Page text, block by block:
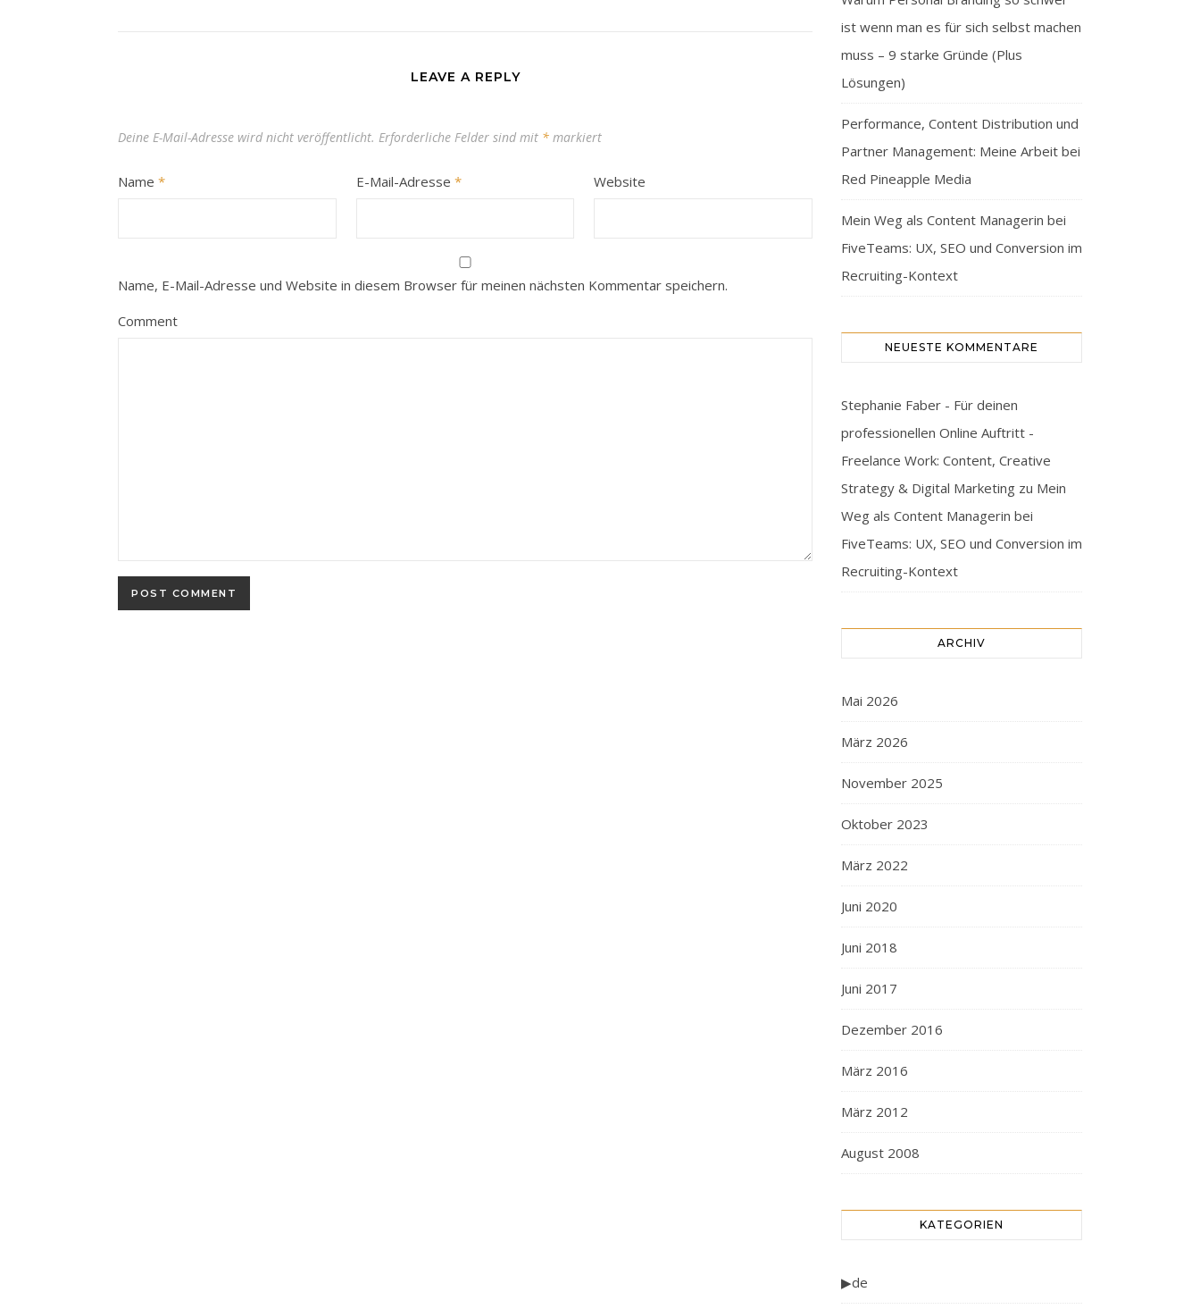
LEAVE A REPLY
Deine E-Mail-Adresse wird nicht veröffentlicht. Erforderliche Felder sind mit * markiert
Name * E-Mail-Adresse * Website
Name, E-Mail-Adresse und Website in diesem Browser für meinen nächsten Kommentar speichern.
Comment
ist wenn man es für sich selbst machen
muss – 9 starke Gründe (Plus
Lösungen)
Performance, Content Distribution und
Partner Management: Meine Arbeit bei
Red Pineapple Media
Mein Weg als Content Managerin bei
FiveTeams: UX, SEO und Conversion im
Recruiting-Kontext
NEUESTE KOMMENTARE
Stephanie Faber - Für deinen
professionellen Online Auftritt -
Freelance Work: Content, Creative
Strategy & Digital Marketing zu Mein
Weg als Content Managerin bei
FiveTeams: UX, SEO und Conversion im
Recruiting-Kontext
ARCHIV
Mai 2026
März 2026
November 2025
Oktober 2023
März 2022
Juni 2020
Juni 2018
Juni 2017
Dezember 2016
März 2016
März 2012
August 2008
KATEGORIEN
▶de